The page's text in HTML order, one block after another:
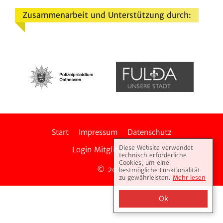
Zusammenarbeit und Unterstützung durch:
Start Impressum
Daten­schutz
Login Mitglie­der­portal
© 2026
Diese Website verwendet
technisch erforderliche
Cookies, um eine
bestmögliche Funktionalität
zu gewährleisten. Mehr lesen
Ok